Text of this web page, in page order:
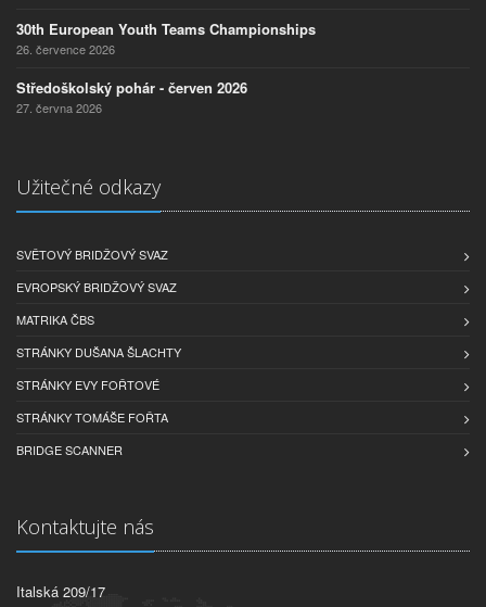
30th European Youth Teams Championships
26. července 2026
Středoškolský pohár - červen 2026
27. června 2026
Užitečné odkazy
SVĚTOVÝ BRIDŽOVÝ SVAZ
EVROPSKÝ BRIDŽOVÝ SVAZ
MATRIKA ČBS
STRÁNKY DUŠANA ŠLACHTY
STRÁNKY EVY FOŘTOVÉ
STRÁNKY TOMÁŠE FOŘTA
BRIDGE SCANNER
Kontaktujte nás
Italská 209/17